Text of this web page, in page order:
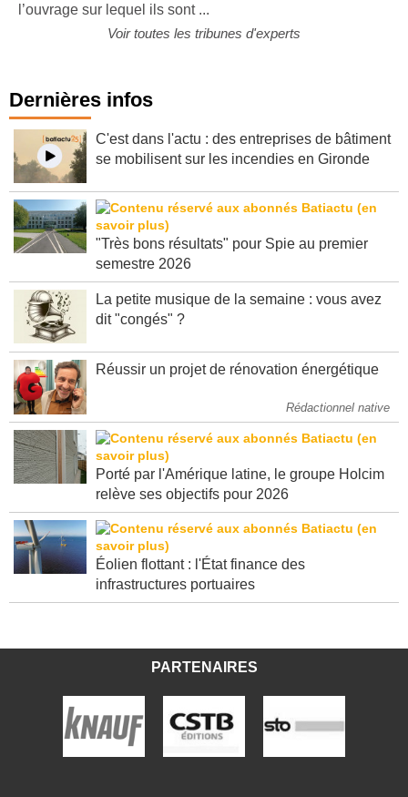
l’ouvrage sur lequel ils sont ...
Voir toutes les tribunes d'experts
Dernières infos
C'est dans l'actu : des entreprises de bâtiment
se mobilisent sur les incendies en Gironde
"Très bons résultats" pour Spie au premier
semestre 2026
La petite musique de la semaine : vous avez
dit "congés" ?
Réussir un projet de rénovation énergétique
Rédactionnel native
Porté par l'Amérique latine, le groupe Holcim
relève ses objectifs pour 2026
Éolien flottant : l'État finance des
infrastructures portuaires
PARTENAIRES